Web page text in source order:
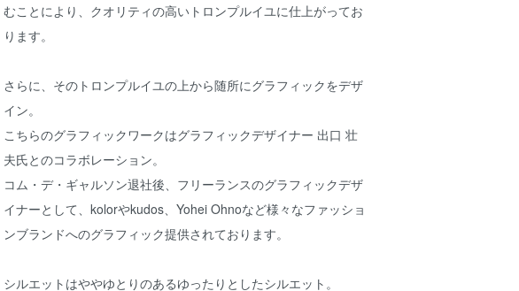
むことにより、クオリティの高いトロンプルイユに仕上がってお
ります。
さらに、そのトロンプルイユの上から随所にグラフィックをデザ
イン。
こちらのグラフィックワークはグラフィックデザイナー 出口 壮
夫氏とのコラボレーション。
コム・デ・ギャルソン退社後、フリーランスのグラフィックデザ
イナーとして、kolorやkudos、Yohei Ohnoなど様々なファッショ
ンブランドへのグラフィック提供されております。
シルエットはややゆとりのあるゆったりとしたシルエット。